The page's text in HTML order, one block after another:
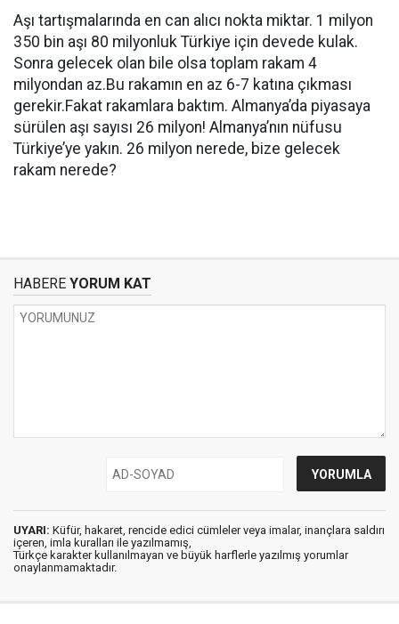
Aşı tartışmalarında en can alıcı nokta miktar. 1 milyon
350 bin aşı 80 milyonluk Türkiye için devede kulak.
Sonra gelecek olan bile olsa toplam rakam 4
milyondan az.Bu rakamın en az 6-7 katına çıkması
gerekir.Fakat rakamlara baktım. Almanya’da piyasaya
sürülen aşı sayısı 26 milyon! Almanya’nın nüfusu
Türkiye’ye yakın. 26 milyon nerede, bize gelecek
rakam nerede?
HABERE YORUM KAT
UYARI: Küfür, hakaret, rencide edici cümleler veya imalar, inançlara saldırı
içeren, imla kuralları ile yazılmamış,
Türkçe karakter kullanılmayan ve büyük harflerle yazılmış yorumlar
onaylanmamaktadır.